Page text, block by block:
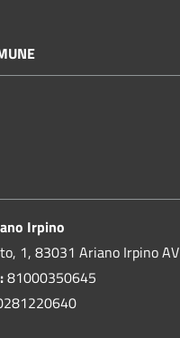
Irpino
1, 83031 Ariano Irpino AV
81000350645